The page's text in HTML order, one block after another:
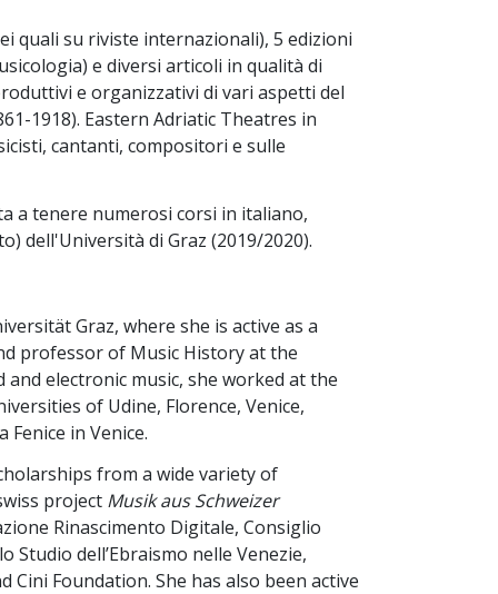
quali su riviste internazionali), 5 edizioni
e diversi articoli in qualità di
e organizzativi di vari aspetti del
1918). Eastern Adriatic Theatres in
cantanti, compositori e sulle
a tenere numerosi corsi in italiano,
dell'Università di Graz (2019/2020).
Graz, where she is active as a
professor of Music History at the
electronic music, she worked at the
of Udine, Florence, Venice,
in Venice.
from a wide variety of
project Musik aus Schweizer
Rinascimento Digitale, Consiglio
Studio dell’Ebraismo nelle Venezie,
Cini Foundation. She has also been active